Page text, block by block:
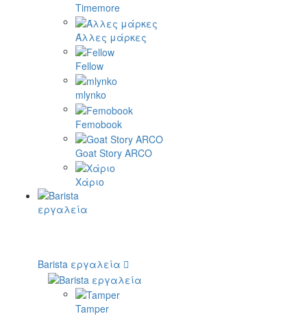
Timemore
Άλλες μάρκες
Fellow
mlynko
Femobook
Goat Story ARCO
Χάριο
Barista εργαλεία
Tamper